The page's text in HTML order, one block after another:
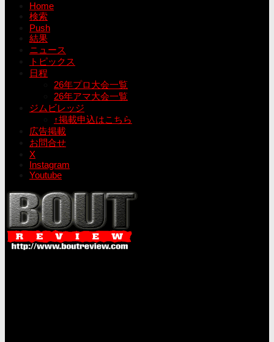
Home
検索
Push
結果
ニュース
トピックス
日程
26年プロ大会一覧
26年アマ大会一覧
ジムビレッジ
↑掲載申込はこちら
広告掲載
お問合せ
X
Instagram
Youtube